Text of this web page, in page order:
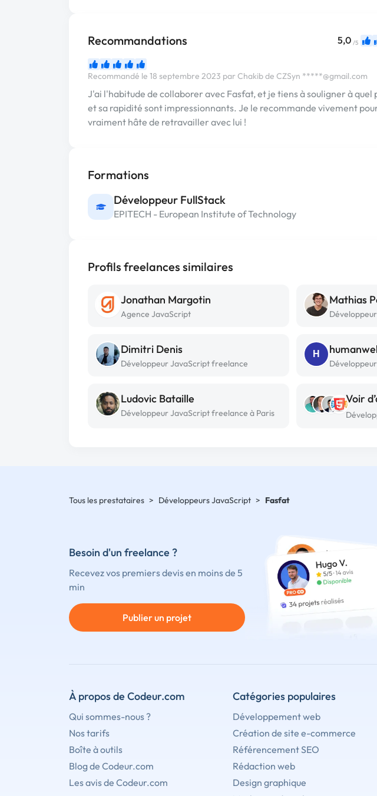
Recommandations 5,0 /5
Recommandé le 18 septembre 2023 par Chakib de CZSyn *****@gmail.com
J'ai l'habitude de collaborer avec Fasfat, et je tiens à souligner à
et sa rapidité sont impressionnants. Je le recommande vivement
vraiment hâte de retravailler avec lui !
Formations
Développeur FullStack
EPITECH - European Institute of Technology
Profils freelances similaires
Jonathan Margotin
Agence JavaScript
Mathias
Dimitri Denis
Développeur JavaScript freelance
H
Ludovic Bataille
Développeur JavaScript freelance à Paris
Voir
Tous les prestataires > Développeurs JavaScript > Fasfat
Besoin d'un freelance ?
Recevez vos premiers devis en moins de 5
min
Publier un projet
À propos de Codeur.com
Qui sommes-nous ?
Nos tarifs
Boîte à outils
Blog de Codeur.com
Les avis de Codeur.com
Catégories populaires
Développement web
Création de site e-commerce
Référencement SEO
Rédaction web
Design graphique